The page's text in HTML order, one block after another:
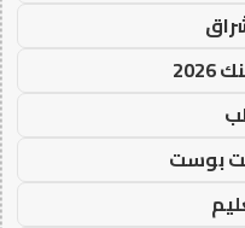
بوست